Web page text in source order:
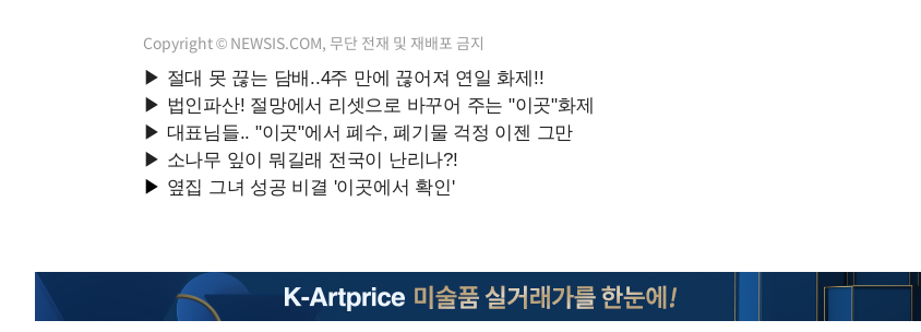
Copyright © NEWSIS.COM, 무단 전재 및 재배포 금지